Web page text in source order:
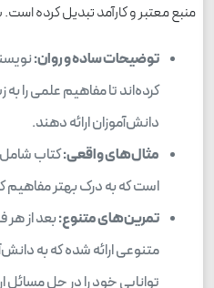
منبع معتبر و کارآمد تبدیل کرده
توضیحات ساده و روان:
کرده‌اند تا مفاهیم علمی را
دانش‌آموزان ارائه دهند.
مثال‌های واقعی:کتاب شامل
است که به درک بهتر
تمرین‌های متنوع:بعد از
متنوعی ارائه شده که به
توانایی خود را در حل مسائل